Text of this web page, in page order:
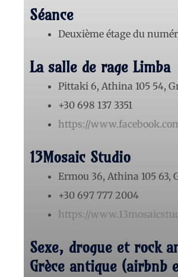
Séance
Deuxième étage du
La salle de rage Limba
Pittaki 6, Athina 105 54,
+30 698 137 3351
https://
13Mosaic Studio
Ermou 36, Athina 105 63,
+30 697 777 2004
https://
Sexe, drogue et rock
Grèce antique (airbnb